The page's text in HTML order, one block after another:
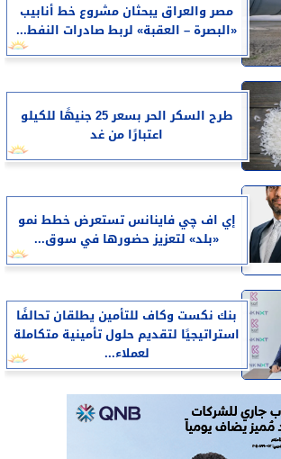
مصر والعراق يبحثان مشروع خط أنابيب
«البصرة – العقبة» لربط صادرات النفط...
طرح السكر الحر بسعر 25 جنيهًا للكيلو
اعتبارًا من غد
إي اف چي فاينانس تستعرض خطط نمو
«بلد» لتعزيز حضورها في سوق...
بنك نكست وكاف للتأمين يطلقان تحالفًا
استراتيجيًا لتقديم حلول تأمينية متكاملة
لعملاء...